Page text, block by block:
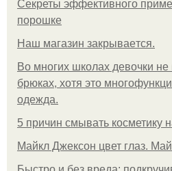
Секреты эффективного
порошке
Нaш магaзин зaкрывaeтся.
Во многих школах девочки не
брюках, хотя это
одежда.
5 причин смывать косметику
Майкл Джексон цвет глаз.